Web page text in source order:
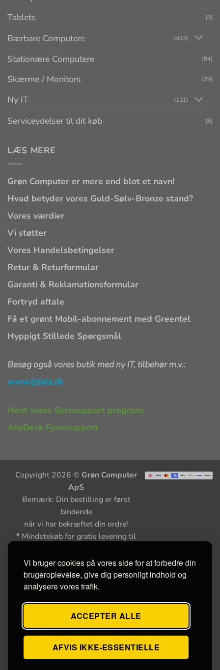
Vi bruger cookies på vores side for at forbedre din
brugeroplevelse, give dig personligt indhold og
analysere vores trafik.
ACCEPTER ALLE
AFVIS IKKE-ESSENTIELLE
Tablets (8)
Bærbare Computere (443)
Stationære Computere (94)
Skærme / Monitors (29)
Ny IT (111)
Serviceydelser til dit køb (8)
LÆS MERE
Grøn Computer er mere end blot et navn!
Hvad betyder vores Guld-Sølv-Bronze stand?
Vores værdier
Vi støtter
Vores Handelsbetingelser
Retur & Returformular
Garanti & Reklamationsformular
Fortryd aftale
Få et grønt Mobil-abonnement med Greentel
Hyppigt Stillede Spørgsmål
Besøg også vores butik med ny IT, tilbehør m.v.:
www.tjdata.dk
Hent vores fjernsupport program:
AnyDesk Fjernsupport
Copyright 2026 © Grøn Computer
ApS
Bemærk: Din bestilling er først
bindende
når vi har bekræftet din ordre!
* Mindstekøb for gratis levering til